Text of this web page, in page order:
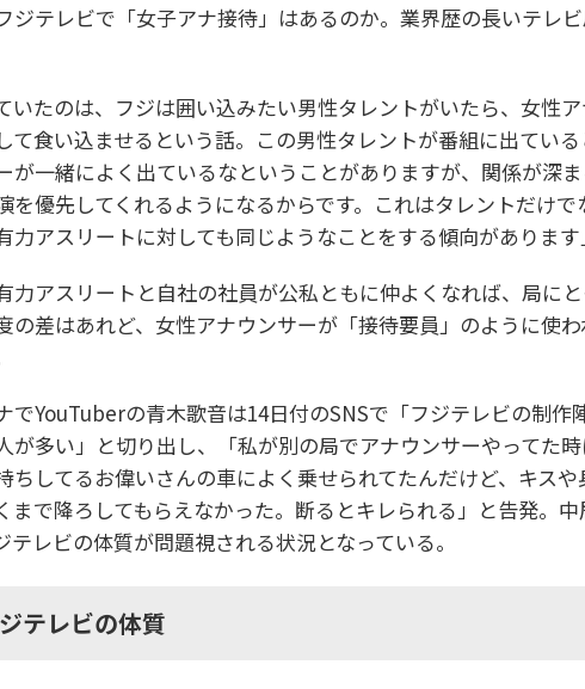
ジテレビで「女子アナ接待」はあるのか。業界歴の長いテレ
いたのは、フジは囲い込みたい男性タレントがいたら、女性
て食い込ませるという話。この男性タレントが番組に出ている
が一緒によく出ているなということがありますが、関係が深
を優先してくれるようになるからです。これはタレントだけで
力アスリートに対しても同じようなことをする傾向があります
アスリートと自社の社員が公私ともに仲よくなれば、局にと
の差はあれど、女性アナウンサーが「接待要員」のように使
でYouTuberの青木歌音は14日付のSNSで「フジテレビの制作
が多い」と切り出し、「私が別の局でアナウンサーやってた
ちしてるお偉いさんの車によく乗せられてたんだけど、キス
まで降ろしてもらえなかった。断るとキレられる」と告発。
テレビの体質が問題視される状況となっている。
テレビの体質